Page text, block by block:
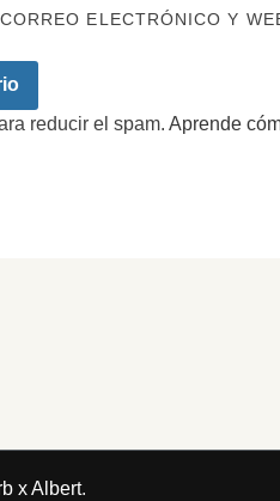
ELECTRÓNICO Y
reducir el spam. Aprende
x Albert.